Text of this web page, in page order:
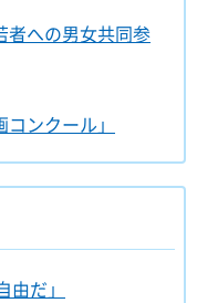
者への男女共同参
ンクール」
だ」